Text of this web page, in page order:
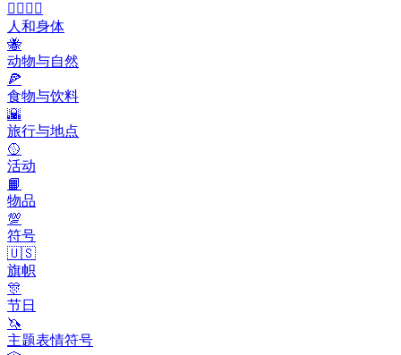
👩‍❤️‍💋‍👨
人和身体
🐝
动物与自然
🍕
食物与饮料
🌇
旅行与地点
🥎
活动
📙
物品
💯
符号
🇺🇸
旗帜
🎊
节日
🦄
主题表情符号